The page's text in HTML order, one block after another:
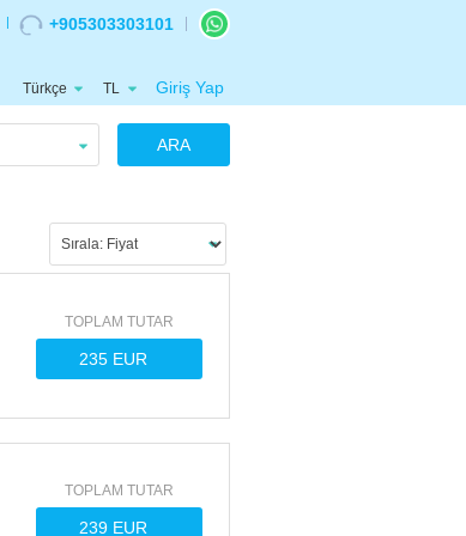
+905303303101
Türkçe TL Giriş Yap
ARA
TOPLAM TUTAR
TOPLAM TUTAR